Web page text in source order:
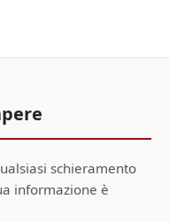
schieramento
informazione è